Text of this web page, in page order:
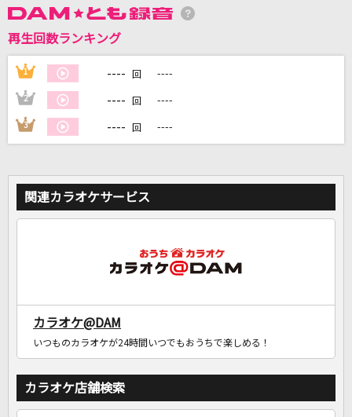
カラオケをもっと楽しもう！
家族や友達と一緒に！練習にも！
再生回数ランキング
1 ---- 回 ----
2 ---- 回 ----
3 ---- 回 ----
関連カラオケサービス
カラオケ@DAM
いつものカラオケが24時間いつでもおうちで楽しめる！
カラオケ店舗検索